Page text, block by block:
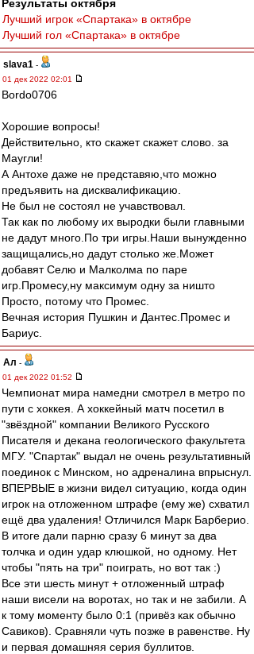
Результаты октября
Лучший игрок «Спартака» в октябре
Лучший гол «Спартака» в октябре
slava1 -
01 дек 2022 02:01
Bordo0706
Хорошие вопросы!
Действительно, кто скажет скажет слово. за
Маугли!
А Антохе даже не представяю,что можно
предъявить на дисквалификацию.
Не был не состоял не учавствовал.
Так как по любому их выродки были главными
не дадут много.По три игры.Наши вынужденно
защищались,но дадут столько же.Может
добавят Селю и Малколма по паре
игр.Промесу,ну максимум одну за ништо
Просто, потому что Промес.
Вечная история Пушкин и Дантес.Промес и
Бариус.
Ал -
01 дек 2022 01:52
Чемпионат мира намедни смотрел в метро по
пути с хоккея. А хоккейный матч посетил в
"звёздной" компании Великого Русского
Писателя и декана геологического факультета
МГУ. "Спартак" выдал не очень результативный
поединок с Минском, но адреналина впрыснул.
ВПЕРВЫЕ в жизни видел ситуацию, когда один
игрок на отложенном штрафе (ему же) схватил
ещё два удаления! Отличился Марк Барберио.
В итоге дали парню сразу 6 минут за два
толчка и один удар клюшкой, но одному. Нет
чтобы "пять на три" поиграть, но вот так :)
Все эти шесть минут + отложенный штраф
наши висели на воротах, но так и не забили. А
к тому моменту было 0:1 (привёз как обычно
Савиков). Сравняли чуть позже в равенстве. Ну
и первая домашняя серия буллитов.